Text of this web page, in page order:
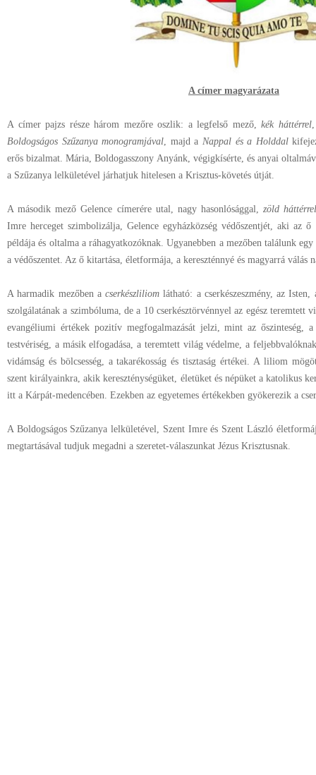
A címer magyarázata
A címer pajzs része három mezőre oszlik: a legfelső mező,kék háttérrel,
Boldogságos Szűzanya monogramjával , majd a Nappal és a Holddal
erős bizalmat. Mária, Boldogasszony Anyánk, végigkísérte, és anyai
a Szűzanya lelkületével járhatjuk hitelesen a Krisztus-követés útját.
A második mező Gelence címerére utal, nagy hasonlósággal,zöld
Imre herceget szimbolizálja, Gelence egyházközség védőszentjét, aki az
példája és oltalma a ráhagyatkozóknak. Ugyanebben a mezőben találunk egy
a védőszentet. Az ő kitartása, életformája, a kereszténnyé és magyarrá válás
A harmadik mezőben acserkészliliomlátható: a cserkészeszmény, az Isten,
szolgálatának a szimbóluma, de a 10 cserkésztörvénnyel az egész teremtett
evangéliumi értékek pozitív megfogalmazását jelzi, mint az őszinteség, a
testvériség, a másik elfogadása, a teremtett világ védelme, a
vidámság és bölcsesség, a takarékosság és tisztaság értékei. A liliom
szent királyainkra, akik kereszténységüket, életüket és népüket a katolikus
itt a Kárpát-medencében. Ezekben az egyetemes értékekben gyökerezik a
A Boldogságos Szűzanya lelkületével, Szent Imre és Szent László
megtartásával tudjuk megadni a szeretet-válaszunkat Jézus Krisztusnak.